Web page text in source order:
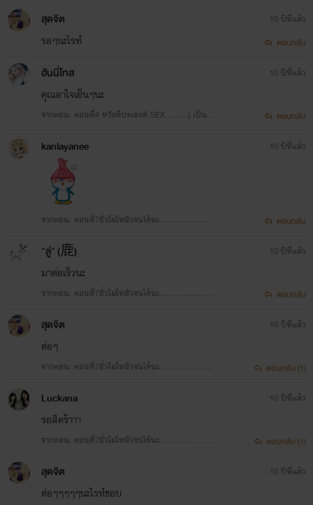
สุดจิต​
รอๆนะไรท์
10 ปีที่แล้ว
ตอบกลับ
ฮันนี่โทส
คุณอาใจเย็นๆนะ
จากตอน: ตอนที่4 หวังดีประสงค์ SEX………( เป็นเมี
10 ปีที่แล้ว
ตอบกลับ
kanlayanee
จากตอน: ตอนที่7ยั่วโมโหผัวจนได้นะ…………………
10 ปีที่แล้ว
ตอบกลับ
"ลู่" (鹿)
มาต่อเร็วนะ
จากตอน: ตอนที่7ยั่วโมโหผัวจนได้นะ…………………
10 ปีที่แล้ว
ตอบกลับ
สุดจิต​
ต่อๆ
จากตอน: ตอนที่7ยั่วโมโหผัวจนได้นะ…………………
10 ปีที่แล้ว
ตอบกลับ (1)
Luckana
รอสิคร้าาา
จากตอน: ตอนที่7ยั่วโมโหผัวจนได้นะ…………………
10 ปีที่แล้ว
ตอบกลับ (1)
สุดจิต​
ต่อๆๆๆๆๆนะไรท์ชอบ
10 ปีที่แล้ว